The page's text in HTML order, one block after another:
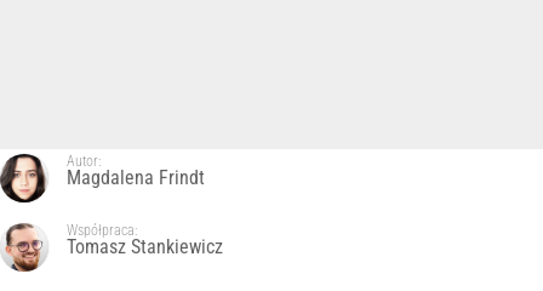
Autor:
Magdalena Frindt
Współpraca:
Tomasz Stankiewicz